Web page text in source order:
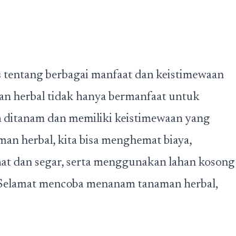
berbagai manfaat dan keistimewaan
herbal tidak hanya bermanfaat untuk
dan memiliki keistimewaan yang
herbal, kita bisa menghemat biaya,
dan segar, serta menggunakan lahan kosong
mencoba menanam tanaman herbal,